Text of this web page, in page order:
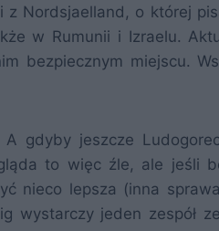
Nordsjaelland, o której
w Rumunii i Izraelu.
bezpiecznym miejscu.
gdyby jeszcze
to więc źle, ale jeśli
nieco lepsza (inna
wystarczy jeden zespół